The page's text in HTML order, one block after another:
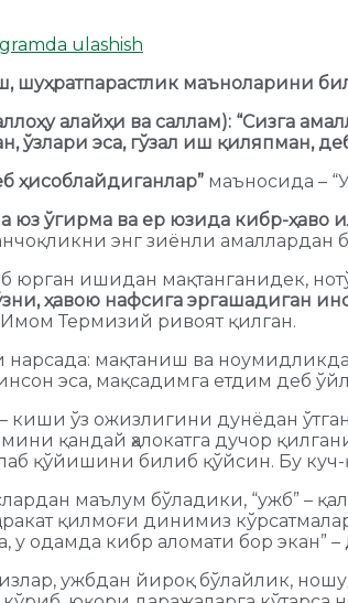
ulashish
шуҳратпарастлик маъноларини
алайҳи ва саллам): “Сизга
ўзлари эса, гўзал иш қиляпман,
ҳисоблайдиганлар” маъносида –
юз ўгирма ва ер юзида кибр-ҳаво
энг зиёнли амаллардан
юрган ишидан мақтанганидек,
ҳавою нафсига эргашадиган
Термизий ривоят қилган.
нарсада: мақтаниш ва
эса, мақсадимга етдим деб
киши ўз ожизлигини дунёдан
қандай ҳалокатга дучор
қўйишини билиб қўйсин. Бу куч-
маълум бўладики, “ужб” –
қилмоғи динимиз
у одамда кибр аломати бор экан”
ужбдан йироқ бўлайлик,